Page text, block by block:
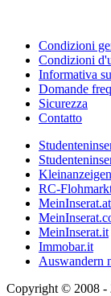
Condizioni
Condizioni
Informativa
Domande
Sicurezza
Contatto
RC-
MeinInserat.at
MeinInserat.it
Immobar.it
Auswandern
Copyright © 2008 -